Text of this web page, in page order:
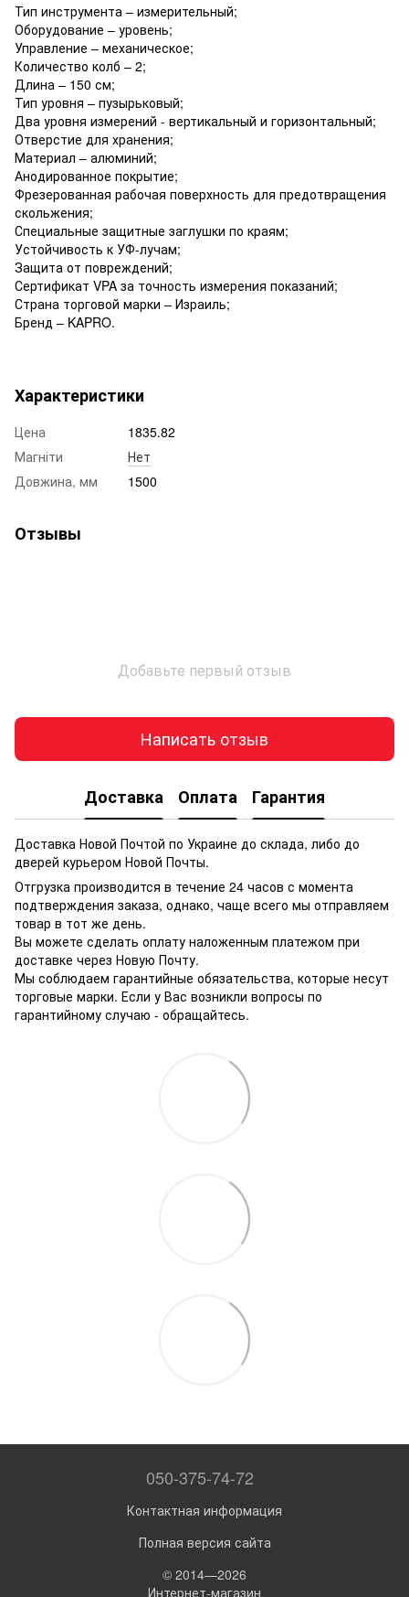
Тип инструмента – измерительный;
Оборудование – уровень;
Управление – механическое;
Количество колб – 2;
Длина – 150 см;
Тип уровня – пузырьковый;
Два уровня измерений - вертикальный и горизонтальный;
Отверстие для хранения;
Материал – алюминий;
Анодированное покрытие;
Фрезерованная рабочая поверхность для предотвращения
скольжения;
Специальные защитные заглушки по краям;
Устойчивость к УФ-лучам;
Защита от повреждений;
Сертификат VPA за точность измерения показаний;
Страна торговой марки – Израиль;
Бренд – KAPRO.
Характеристики
Цена
1835.82
Магніти
Нет
Довжина, мм
1500
Отзывы
Добавьте первый отзыв
Написать отзыв
Доставка Оплата Гарантия
Доставка Новой Почтой по Украине до склада, либо до
дверей курьером Новой Почты.
Отгрузка производится в течение 24 часов с момента
подтверждения заказа, однако, чаще всего мы отправляем
товар в тот же день.
Вы можете сделать оплату наложенным платежом при
доставке через Новую Почту.
Мы соблюдаем гарантийные обязательства, которые несут
торговые марки. Если у Вас возникли вопросы по
гарантийному случаю - обращайтесь.
050-375-74-72
Контактная информация
Полная версия сайта
© 2014—2026
Интернет-магазин